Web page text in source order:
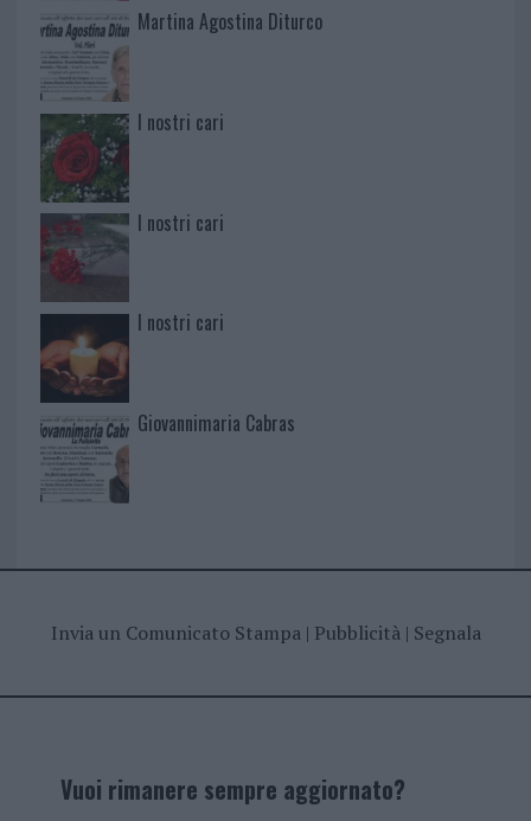
Martina Agostina Diturco
I nostri cari
I nostri cari
I nostri cari
Giovannimaria Cabras
Invia un Comunicato Stampa| Pubblicità| Segnala
Vuoi rimanere sempre aggiornato?